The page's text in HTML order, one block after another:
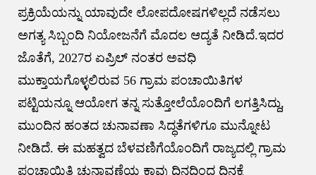
ಪ್ರಕ್ರಿಯೆಯನ್ನು ಯಾವುದೇ ಲೋಪದೋಷಗಳಿಲ್ಲದೆ ನಡೆಸಲು
ಅಗತ್ಯ ಸಿಬ್ಬಂದಿ ನಿಯೋಜನೆಗೆ ಮೊದಲ ಆದ್ಯತೆ ನೀಡಿದೆ.ಇದರ
ಜೊತೆಗೆ, 2027ರ ಏಪ್ರಿಲ್ ನಂತರ ಅವಧಿ
ಮುಕ್ತಾಯಗೊಳ್ಳಲಿರುವ 56 ಗ್ರಾಮ ಪಂಚಾಯಿತಿಗಳ
ಪಟ್ಟಿಯನ್ನೂ ಆಯೋಗ ತನ್ನ ಸುತ್ತೋಲೆಯೊಂದಿಗೆ ಲಗತ್ತಿಸಿದ್ದು,
ಮುಂದಿನ ಹಂತದ ಚುನಾವಣಾ ಸಿದ್ಧತೆಗಳಿಗೂ ಮುನ್ನೋಟ
ನೀಡಿದೆ. ಈ ಮಹತ್ವದ ಬೆಳವಣಿಗೆಯೊಂದಿಗೆ ರಾಜ್ಯದಲ್ಲಿ ಗ್ರಾಮ
ಪಂಚಾಯಿತಿ ಚುನಾವಣೆಯ ಕಾವು ದಿನದಿಂದ ದಿನಕ್ಕೆ